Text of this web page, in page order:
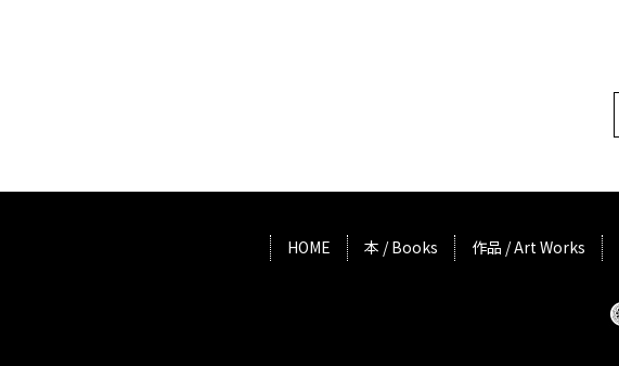
HOME 本 / Books 作品 / Art Works